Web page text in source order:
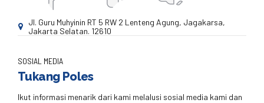
Jl. Guru Muhyinin RT 5 RW 2 Lenteng Agung, Jagakarsa,
Jakarta Selatan. 12610
SOSIAL MEDIA
Tukang Poles
Ikut informasi menarik dari kami melalusi sosial media kami dan